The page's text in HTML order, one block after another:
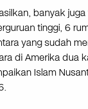
banyak
tinggi, 6
yang sudah
di Amerika dua
Islam